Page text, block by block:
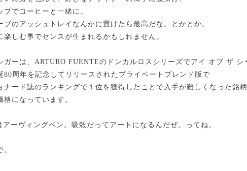
プでコーヒーと一緒に。
ブのアッシュトレイなんかに置けたら最高だな。とかとか。
楽しむ事でセンスが生まれるかもしれません。
ガーは、ARTURO FUENTEのドンカルロスシリーズでアイ オブ ザ シ
80周年を記念してリリースされたプライベートブレンド版で
ナード誌のランキングで１位を獲得したことで入手が難しくなった銘柄
になっています。
アーヴィングペン。吸殻だってアートになるんだぜ。ってね。